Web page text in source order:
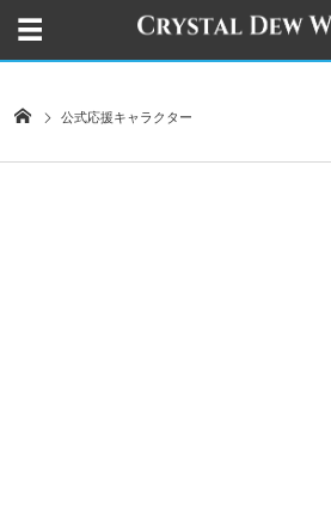
公式応援キャラクター